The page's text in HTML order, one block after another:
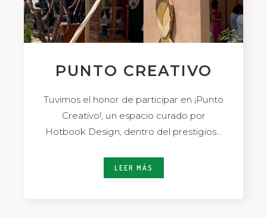
PUNTO CREATIVO
Tuvimos el honor de participar en ¡Punto
Creativo!, un espacio curado por
Hotbook Design, dentro del prestigioso
LEER MÁS